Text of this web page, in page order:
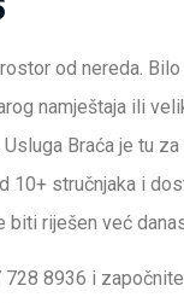
od nereda. Bilo
namještaja ili
Braća je tu
10+ stručnjaka i
biti riješen već
8936 i